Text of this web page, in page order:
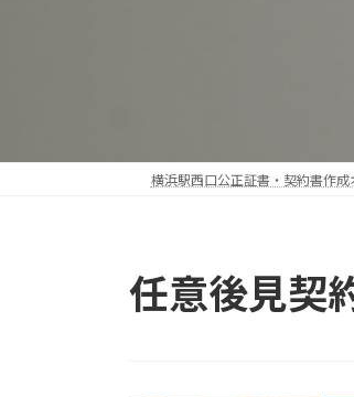
横浜駅西口公正証書・契約書作成
任意後見契